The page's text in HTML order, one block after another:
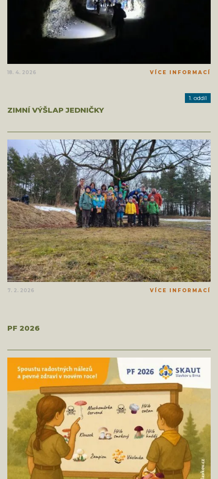
18. 4. 2026 VÍCE INFORMACÍ
1. oddíl
ZIMNÍ VÝŠLAP JEDNIČKY
7. 2. 2026 VÍCE INFORMACÍ
PF 2026